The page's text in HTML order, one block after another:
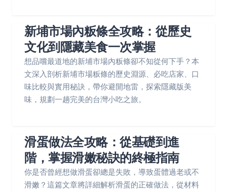
新埔市場內粄條全攻略：從歷史
文化到隱藏美食一次掌握
想品嚐最道地的新埔市場內粄條卻不知從何下手？本
文深入剖析新埔市場粄條的歷史淵源、必吃店家、口
味比較與實用秘訣，帶你避開地雷，探索隱藏版美
味，規劃一趟完美的台灣小吃之旅。
滑蛋做法全攻略：從基礎到進
階，掌握滑嫩秘訣的終極指南
你是否曾經想做滑蛋卻總是失敗，導致蛋體過老或不
滑嫩？這篇文章將詳細解析滑蛋的正確做法，從材料